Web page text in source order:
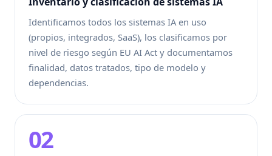
Identificamos todos los sistemas IA en uso
(propios, integrados, SaaS), los clasificamos por
nivel de riesgo según EU AI Act y documentamos
finalidad, datos tratados, tipo de modelo y
dependencias.
02